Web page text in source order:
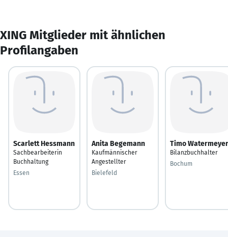
XING Mitglieder mit ähnlichen
Profilangaben
Scarlett Hessmann
Sachbearbeiterin
Buchhaltung
Essen
Anita Begemann
Kaufmännischer
Angestellter
Bielefeld
Timo Watermeyer
Bilanzbuchhalter
Bochum